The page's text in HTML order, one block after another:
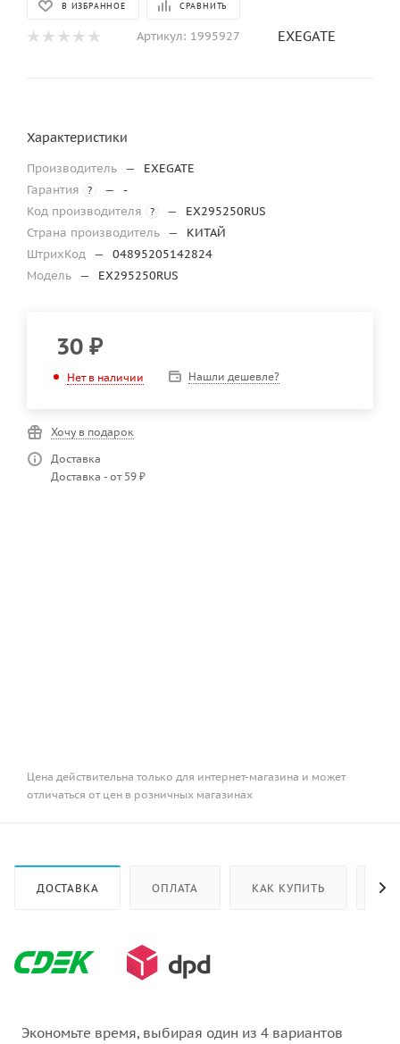
В ИЗБРАННОЕ СРАВНИТЬ
Артикул: 1995927 EXEGATE
Характеристики
Производитель —
EXEGATE
Гарантия
? —
-
Код производителя
? —
EX295250RUS
Страна производитель —
КИТАЙ
ШтрихКод —
04895205142824
Модель — EX295250RUS
30 ₽
Нет в наличии Нашли дешевле?
Хочу в подарок
Доставка
Доставка - от 59 ₽
Цена действительна только для интернет-магазина и может
отличаться от цен в розничных магазинах
ДОСТАВКА ОПЛАТА КАК КУПИТЬ
Экономьте время, выбирая один из 4 вариантов